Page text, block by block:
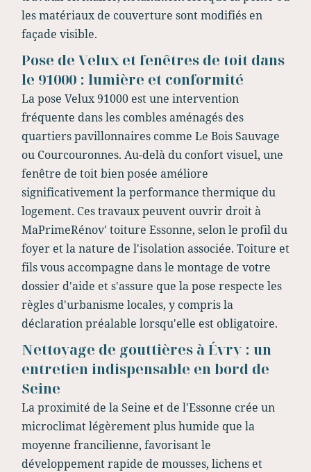
les matériaux de couverture sont modifiés en
façade visible.
Pose de Velux et fenêtres de toit dans
le 91000 : lumière et conformité
La pose Velux 91000 est une intervention
fréquente dans les combles aménagés des
quartiers pavillonnaires comme Le Bois Sauvage
ou Courcouronnes. Au-delà du confort visuel, une
fenêtre de toit bien posée améliore
significativement la performance thermique du
logement. Ces travaux peuvent ouvrir droit à
MaPrimeRénov' toiture Essonne, selon le profil du
foyer et la nature de l'isolation associée. Toiture et
fils vous accompagne dans le montage de votre
dossier d'aide et s'assure que la pose respecte les
règles d'urbanisme locales, y compris la
déclaration préalable lorsqu'elle est obligatoire.
Nettoyage de gouttières à Évry : un
entretien indispensable en bord de
Seine
La proximité de la Seine et de l'Essonne crée un
microclimat légèrement plus humide que la
moyenne francilienne, favorisant le
développement rapide de mousses, lichens et